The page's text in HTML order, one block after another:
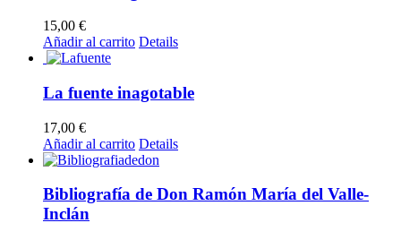
15,00 €
Añadir al carrito Details
La fuente inagotable
17,00 €
Añadir al carrito Details
Bibliografía de Don Ramón María del Valle-
Inclán